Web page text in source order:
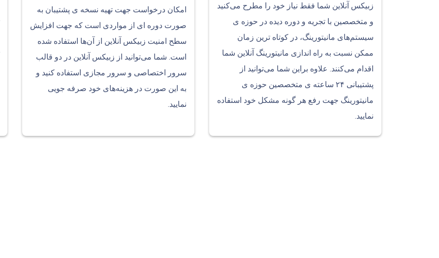
زبیکس آنلاین شما فقط نیاز خود را مطرح می‌کنید
و متخصصین با تجریه و دوره دیده در حوزه ی
سیستم‌های مانیتورینگ، در کوتاه ترین زمان
ممکن نسبت به راه اندازی مانیتورینگ آنلاین شما
اقدام می‌کنند. علاوه براین شما می‌توانید از
پشتیبانی ۲۴ ساعته ی متخصصین حوزه ی
مانیتورینگ جهت رفع هر گونه مشکل خود استفاده
نمایید.
امکان درخواست جهت تهیه نسخه ی پشتیبان به
صورت دوره ای از مواردی است که جهت افزایش
سطح امنیت زبیکس آنلاین از آن‌ها استفاده شده
است. شما می‌توانید از زبیکس آنلاین در دو قالب
سرور اختصاصی و سرور مجازی استفاده کنید و
به این صورت در هزینه‌های خود صرفه جویی
نمایید.